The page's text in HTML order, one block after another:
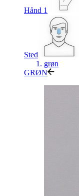
Hånd 1
Sted
grøn
GRØN